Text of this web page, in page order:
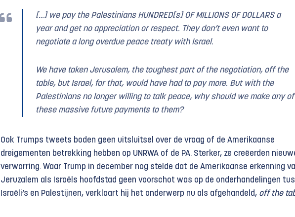
[…] we pay the Palestinians HUNDRED[s] OF MILLIONS OF DOLLARS a
year and get no appreciation or respect. They don’t even want to
negotiate a long overdue peace treaty with Israel.
We have taken Jerusalem, the toughest part of the negotiation, off the
table, but Israel, for that, would have had to pay more. But with the
Palestinians no longer willing to talk peace, why should we make any of
these massive future payments to them?
Ook Trumps tweets boden geen uitsluitsel over de vraag of de Amerikaanse
dreigementen betrekking hebben op UNRWA of de PA. Sterker, ze creëerden
verwarring. Waar Trump in december nog stelde dat de Amerikaanse erkenning
Jeruzalem als Israëls hoofdstad geen voorschot was op de onderhandelingen
Israëli’s en Palestijnen, verklaart hij het onderwerp nu als afgehandeld, off the